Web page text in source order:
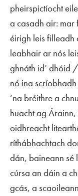
pheirspictíocht
a casadh air:
éirigh leis filleadh
leabhair ar nós
ghnáth id’ dhóid
nó ina
‘na bréithre a
huacht ag
oidhreacht
ríthábhachtach
dán, baineann sé
cúrsa an dáin a
gcás, a